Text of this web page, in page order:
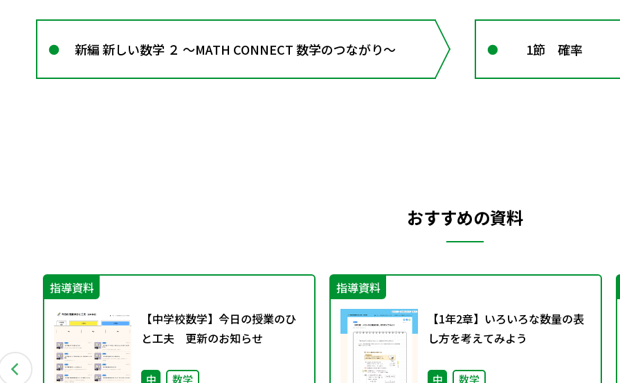
新編 新しい数学 ２ ～MATH CONNECT 数学のつながり～ 1節 確率
おすすめの資料
指導資料
【中学校数学】今日の授業のひ
と工夫 更新のお知らせ
中 数学
指導資料
【1年2章】いろいろな数量の表
し方を考えてみよう
中 数学